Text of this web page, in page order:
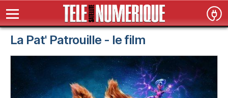
La Pat' Patrouille - le film